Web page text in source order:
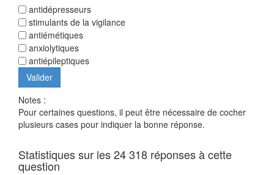
antidépresseurs
stimulants de la vigilance
antiémétiques
anxiolytiques
antiépileptiques
Notes :
Pour certaines questions, il peut être nécessaire de cocher
plusieurs cases pour indiquer la bonne réponse.
Statistiques sur les 24 318 réponses à cette
question